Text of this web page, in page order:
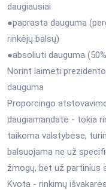
daugiausiai
●paprasta dauguma
rinkėjų balsų)
●absoliuti dauguma
Norint laimėti
dauguma
Proporcingo
daugiamandatė - tokia
taikoma valstybėse,
balsuojama ne už
žmogų, bet už partinius
Kvota - rinkimų